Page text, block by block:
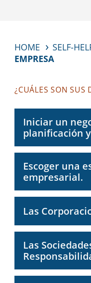
HOME SELF-
EMPRESA
¿CUÁLES SON SUS
Iniciar un
planificación
Escoger una
empresarial.
Las
Las